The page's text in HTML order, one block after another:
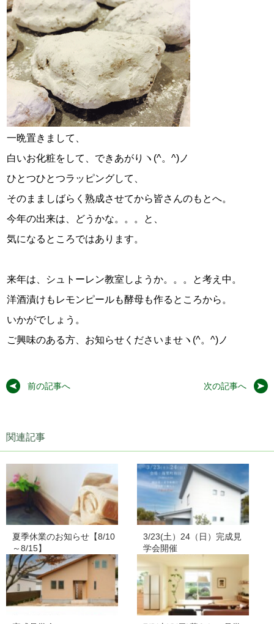
一晩置きまして、
白いお化粧をして、できあがりヽ(^。^)ノ
ひとつひとつラッピングして、
そのまましばらく熟成させてから皆さんのもとへ。
今年の出来は、どうかな。。。と、
気になるところではあります。
来年は、シュトーレン教室しようか。。。と考え中。
洋酒漬けもレモンピールも酵母も作るところから。
いかがでしょう。
ご興味のある方、お知らせくださいませヽ(^。^)ノ
前の記事へ 次の記事へ
関連記事
夏季休業のお知らせ【8/10
～8/15】
3/23(土）24（日）完成見
学会開催